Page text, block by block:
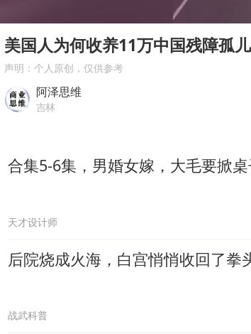
38岁演员求职万岁山
“新疆阿勒泰八月能滑雪
美国人为何收养11万中国残障孤
声明：个人原创，仅供参考
阿泽思维
吉林
合集5-6集，男婚女嫁，大毛要掀
天才设计师
后院烧成火海，白宫悄悄收回了拳
战武科普